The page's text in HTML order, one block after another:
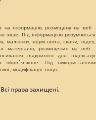
на інформацію, розміщену на веб -
інше. Під інформацією розуміються
малюнки, ящик-шота, скани, відео,
матеріалів, розміщених на веб -
відкритого для індексації
Під використанням
модифікація тощо.
права захищені.